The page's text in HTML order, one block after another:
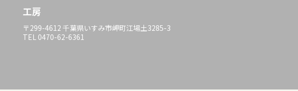
工房
〒299-4612 千葉県いすみ市岬町江場土3285-3
TEL 0470-62-6361